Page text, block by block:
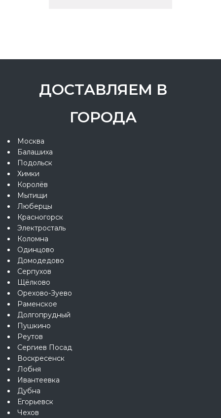
ДОСТАВЛЯЕМ В
ГОРОДА
Москва
Балашиха
Подольск
Химки
Королёв
Мытищи
Люберцы
Красногорск
Электросталь
Коломна
Одинцово
Домодедово
Серпухов
Щёлково
Орехово-Зуево
Раменское
Долгопрудный
Пушкино
Реутов
Сергиев Посад
Воскресенск
Лобня
Ивантеевка
Дубна
Егорьевск
Чехов